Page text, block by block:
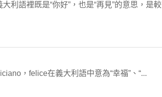
利語裡既是“你好”，也是“再見”的意思，是
，felice在義大利語中意為“幸福”、“...